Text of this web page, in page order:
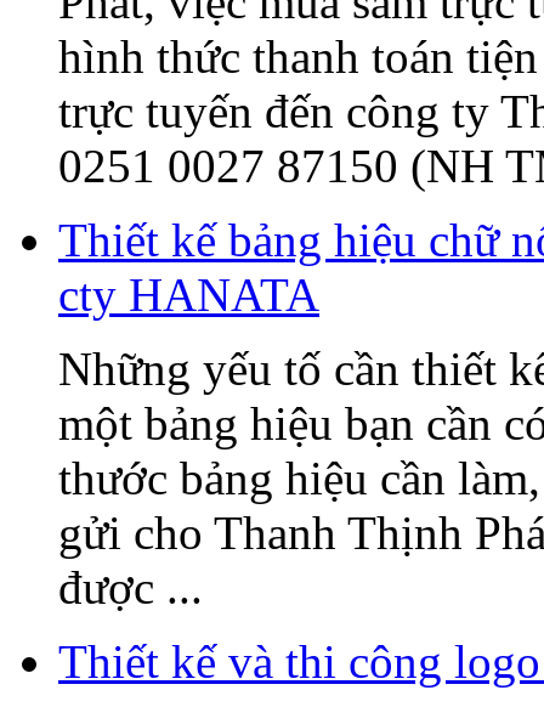
hình thức thanh toán
trực tuyến đến công ty
0251 0027 87150 (NH
Thiết kế bảng hiệu chữ
cty HANATA
Những yếu tố cần thiết
một bảng hiệu bạn cần
thước bảng hiệu cần
gửi cho Thanh Thịnh
được ...
Thiết kế và thi công